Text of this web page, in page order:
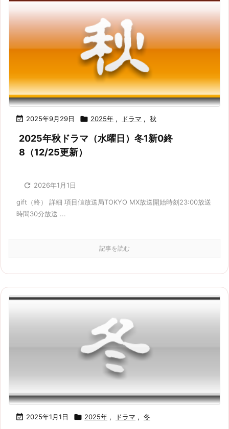
 2025年9月29日  2025年 , ドラマ , 秋
2025年秋ドラマ（水曜日）冬1新0終
8（12/25更新）
 2026年1月1日
gift（終） 詳細 項目値放送局TOKYO MX放送開始時刻23:00放送
時間30分放送 ...
記事を読む
 2025年1月1日  2025年 , ドラマ , 冬